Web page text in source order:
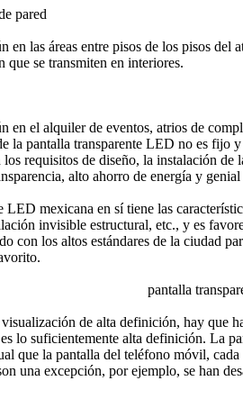
pared
en las áreas entre pisos de los pisos del
que se transmiten en interiores.
en el alquiler de eventos, atrios de
la pantalla transparente LED no es fijo
requisitos de diseño, la instalación
alto ahorro de energía y
LED mexicana en sí tiene las
invisible estructural, etc., y es
con los altos estándares de la ciudad
de alta definición, hay que
lo suficientemente alta definición. La
que la pantalla del teléfono móvil,
una excepción, por ejemplo, se han